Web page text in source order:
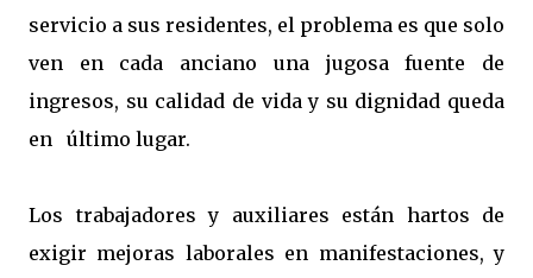
servicio a sus residentes, el problema es que solo
ven en cada anciano una jugosa fuente de
ingresos, su calidad de vida y su dignidad queda
en último lugar.
Los trabajadores y auxiliares están hartos de
exigir mejoras laborales en manifestaciones, y